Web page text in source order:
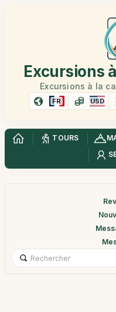
Excursions
Excursions à la
FR USD
TOURS